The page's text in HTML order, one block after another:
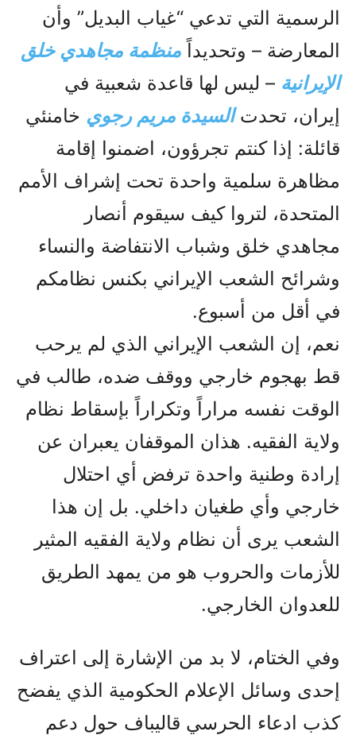
الرسمية التي تدعي “غياب البديل” وأن
المعارضة – وتحديداً منظمة مجاهدي خلق
الإيرانية – ليس لها قاعدة شعبية في
إيران، تحدتالسيدة مريم رجوي خامنئي
قائلة: إذا كنتم تجرؤون، اضمنوا إقامة
مظاهرة سلمية واحدة تحت إشراف الأمم
المتحدة، لتروا كيف سيقوم أنصار
مجاهدي خلق وشباب الانتفاضة والنساء
وشرائح الشعب الإيراني بكنس نظامكم
في أقل من أسبوع.
نعم، إن الشعب الإيراني الذي لم يرحب
قط بهجوم خارجي ووقف ضده، طالب في
الوقت نفسه مراراً وتكراراً بإسقاط نظام
ولاية الفقيه. هذان الموقفان يعبران عن
إرادة وطنية واحدة ترفض أي احتلال
خارجي وأي طغيان داخلي. بل إن هذا
الشعب يرى أن نظام ولاية الفقيه المثير
للأزمات والحروب هو من يمهد الطريق
للعدوان الخارجي.
وفي الختام، لا بد من الإشارة إلى اعتراف
إحدى وسائل الإعلام الحكومية الذي يفضح
كذب ادعاء الحرسي قاليباف حول دعم